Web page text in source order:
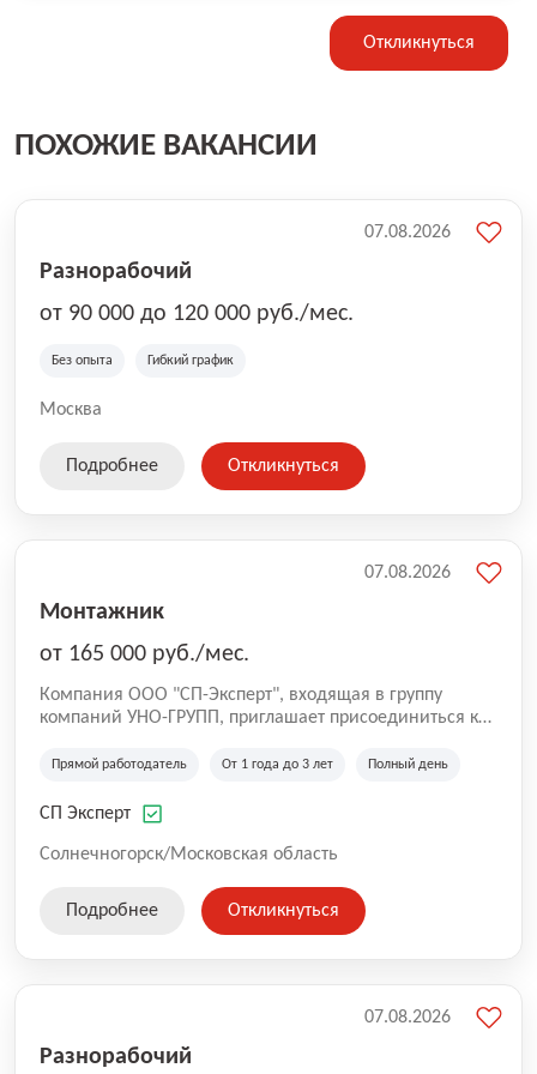
Откликнуться
ПОХОЖИЕ ВАКАНСИИ
Разнорабочий
от 90 000 до 120 000 руб./мес.
Без опыта Гибкий график
Москва
07.08.2026
Подробнее Откликнуться
Монтажник
от 165 000 руб./мес.
Компания ООО "СП-Эксперт", входящая в группу
компаний УНО-ГРУПП, приглашает присоединиться к
работаем на рынке с 2005 года и оказываем комплекс
зданий из гибридных модульных блоков свободной
гибридно-модульного строительства.
Прямой работодатель От 1 года до 3 лет Полный день
СП Эксперт
Солнечногорск/Московская область
07.08.2026
Подробнее Откликнуться
Разнорабочий
07.08.2026